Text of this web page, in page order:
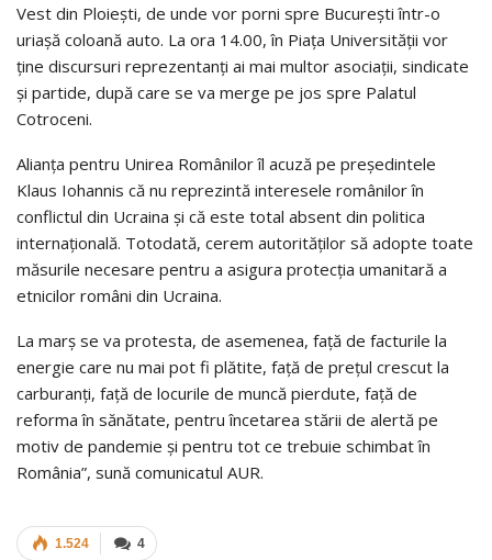
Vest din Ploiești, de unde vor porni spre București într-o
uriașă coloană auto. La ora 14.00, în Piața Universității vor
ține discursuri reprezentanți ai mai multor asociații, sindicate
și partide, după care se va merge pe jos spre Palatul
Cotroceni.
Alianța pentru Unirea Românilor îl acuză pe președintele
Klaus Iohannis că nu reprezintă interesele românilor în
conflictul din Ucraina și că este total absent din politica
internațională. Totodată, cerem autorităților să adopte toate
măsurile necesare pentru a asigura protecția umanitară a
etnicilor români din Ucraina.
La marș se va protesta, de asemenea, față de facturile la
energie care nu mai pot fi plătite, față de prețul crescut la
carburanți, față de locurile de muncă pierdute, față de
reforma în sănătate, pentru încetarea stării de alertă pe
motiv de pandemie și pentru tot ce trebuie schimbat în
România”, sună comunicatul AUR.
4
1.524